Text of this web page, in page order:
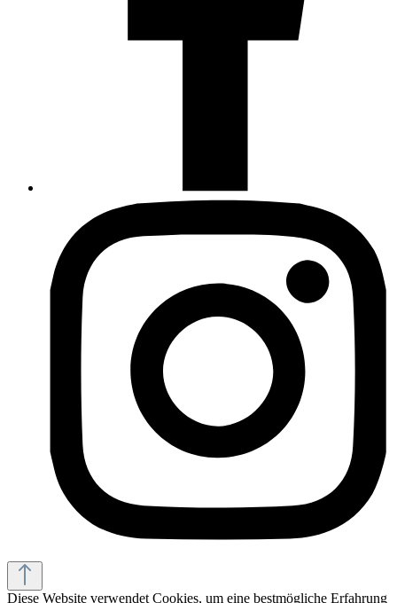
Diese Website verwendet Cookies, um eine bestmögliche Erfahrung